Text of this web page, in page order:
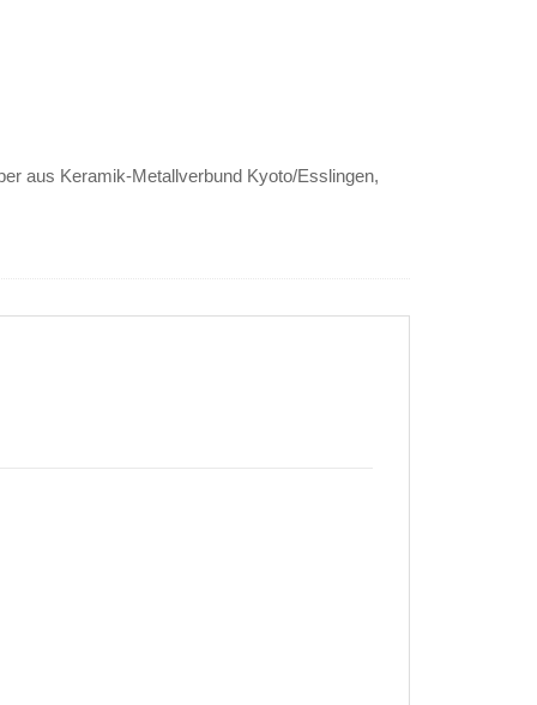
aus Keramik-Metallverbund Kyoto/Esslingen,